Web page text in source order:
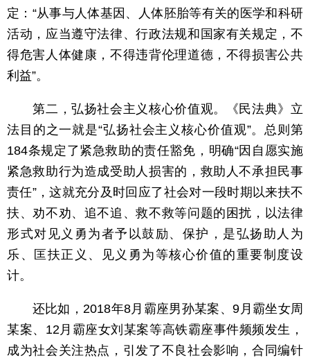
定：“从事与人体基因、人体胚胎等有关的医学和科研
活动，应当遵守法律、行政法规和国家有关规定，不
得危害人体健康，不得违背伦理道德，不得损害公共
利益”。
第二，弘扬社会主义核心价值观。《民法典》立
法目的之一就是“弘扬社会主义核心价值观”。总则第
184条规定了紧急救助的责任豁免，明确“因自愿实施
紧急救助行为造成受助人损害的，救助人不承担民事
责任”，这就充分及时回应了社会对一段时期以来扶不
扶、劝不劝、追不追、救不救等问题的困扰，以法律
形式对见义勇为者予以鼓励、保护，是弘扬助人为
乐、匡扶正义、见义勇为等核心价值的重要制度设
计。
还比如，2018年8月霸座男孙某案、9月霸坐女周
某案、12月霸座女刘某案等高铁霸座事件频频发生，
成为社会关注热点，引发了不良社会影响，合同编针